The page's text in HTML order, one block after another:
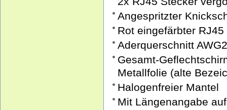
Angespritzter
Rot eingefärbter
Aderquerschnitt
Gesamt-
Metallfolie (alte
Halogenfreier Mantel
Mit Längenangabe